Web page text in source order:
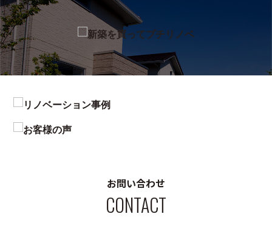
お問い合わせ
CONTACT